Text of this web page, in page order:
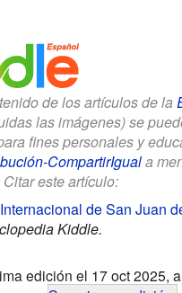
de los artículos de la
las imágenes) se
fines personales y
CompartirIguala
este artículo:
de San Juan
Kiddle.
edición el 17 oct 2025,